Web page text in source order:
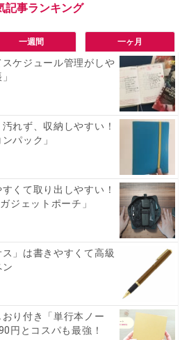
一週間 一ヶ月
ケジュール管理がしや
れず、収納しやすい！
パック」
すくて取り出しやすい！
ジェットポーチ」
」は書きやすくて高級
おり付き「単行本ノー
円とコスパも最強！